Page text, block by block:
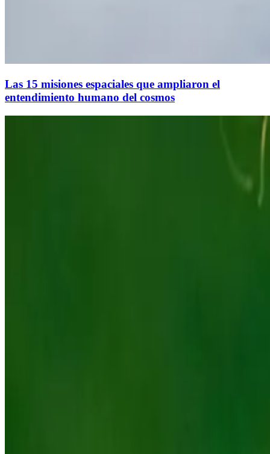
Las 15 misiones espaciales que ampliaron el
entendimiento humano del cosmos